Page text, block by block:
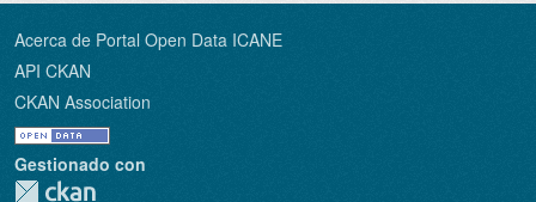
Acerca de Portal Open Data ICANE
API CKAN
CKAN Association
Gestionado con